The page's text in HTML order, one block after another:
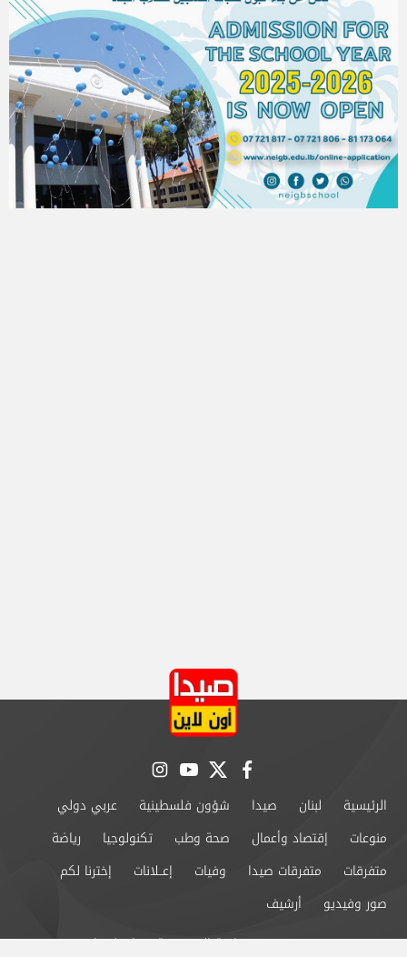
facebook
twitter
youtube
instagram
الرئيسية لبنان صيدا شؤون فلسطينية
عربي دولي
منوعات
إقتصاد وأعمال صحة وطب تكنولوجيا
رياضة
متفرقات
متفرقات صيدا وفيات إعــلانات
إخترنا لكم
صور وفيديو
أرشيف
من نحن
سياسة الخصوصية اتصل بنا